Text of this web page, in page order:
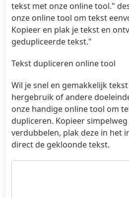
tekst met onze online tool."
onze online tool om tekst
Kopieer en plak je tekst en
gedupliceerde tekst."
Tekst dupliceren online tool
Wil je snel en gemakkelijk
hergebruik of andere
onze handige online tool om
dupliceren. Kopieer
verdubbelen, plak deze in het
direct de gekloonde tekst.